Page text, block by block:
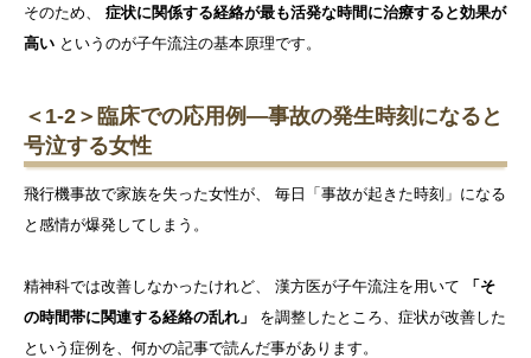
そのため、 症状に関係する経絡が最も活発な時間に治療すると効果が
高い というのが子午流注の基本原理です。
＜1-2＞臨床での応用例―事故の発生時刻になると
号泣する女性
飛行機事故で家族を失った女性が、 毎日「事故が起きた時刻」になる
と感情が爆発してしまう。
精神科では改善しなかったけれど、 漢方医が子午流注を用いて
「そ
の時間帯に関連する経絡の乱れ」
を調整したところ、症状が改善した
という症例を、何かの記事で読んだ事があります。